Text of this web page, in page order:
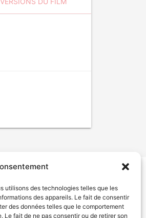
utilisons des technologies telles que les
des appareils. Le fait de consentir
des données telles que le comportement
Le fait de ne pas consentir ou de retirer son
de confidentialité